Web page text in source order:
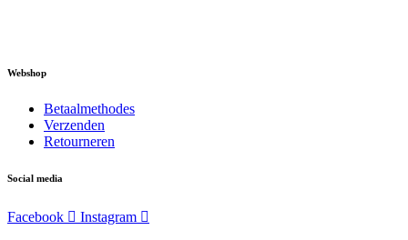
Webshop
Betaalmethodes
Verzenden
Retourneren
Social media
Facebook Instagram